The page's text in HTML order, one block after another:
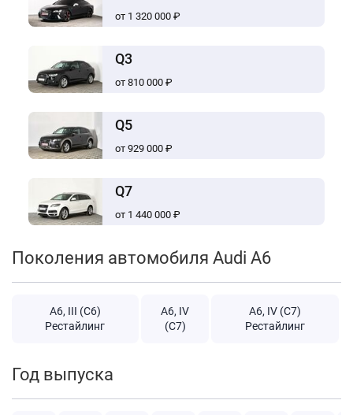
от 1 320 000 ₽
Q3
от 810 000 ₽
Q5
от 929 000 ₽
Q7
от 1 440 000 ₽
Поколения автомобиля Audi A6
A6, III (C6)
Рестайлинг
A6, IV
(C7)
A6, IV (C7)
Рестайлинг
Год выпуска